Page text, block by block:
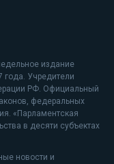
издание
года. Учредители
РФ. Официальный
федеральных
«Парламентская
в десяти субъектах
новости и